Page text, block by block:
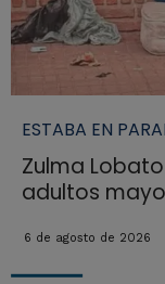
ESTABA EN
Zulma
adultos
6 de agosto de 2026